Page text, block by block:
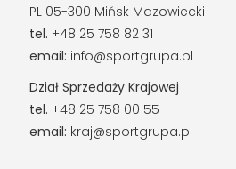
PL 05-300 Mińsk Mazowiecki
tel. +48 25 758 82 31
email: info@sportgrupa.pl
Dział Sprzedaży Krajowej
tel. +48 25 758 00 55
email: kraj@sportgrupa.pl